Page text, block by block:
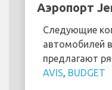
Аэропорт
Следующие
автомобилей
предлагают
AVIS BUDGET